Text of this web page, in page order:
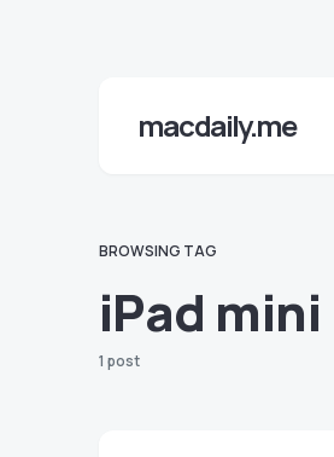
macdaily.me
BROWSING TAG
iPad mini
1 post